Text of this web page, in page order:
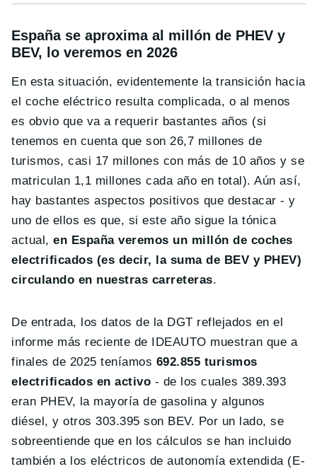
España se aproxima al millón de PHEV y
BEV, lo veremos en 2026
En esta situación, evidentemente la transición hacia
el coche eléctrico resulta complicada, o al menos
es obvio que va a requerir bastantes años (si
tenemos en cuenta que son 26,7 millones de
turismos, casi 17 millones con más de 10 años y se
matriculan 1,1 millones cada año en total). Aún así,
hay bastantes aspectos positivos que destacar - y
uno de ellos es que, si este año sigue la tónica
actual,en España veremos un millón de coches
electrificados (es decir, la suma de BEV y PHEV)
circulando en nuestras carreteras.
De entrada, los datos de la DGT reflejados en el
informe más reciente de IDEAUTO muestran que a
finales de 2025 teníamos 692.855 turismos
electrificados en activo - de los cuales 389.393
eran PHEV, la mayoría de gasolina y algunos
diésel, y otros 303.395 son BEV. Por un lado, se
sobreentiende que en los cálculos se han incluido
también a los eléctricos de autonomía extendida (E-